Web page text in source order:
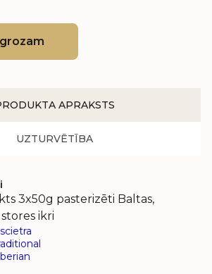
APRAKSTS
UZTURVĒTĪBA
3x50g pasterizēti Baltas,
stores ikri